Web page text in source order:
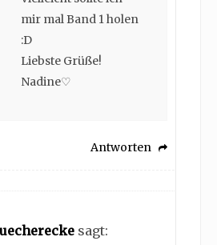
mir mal Band 1 holen
:D
Liebste Grüße!
Nadine♡
Antworten
sagt: